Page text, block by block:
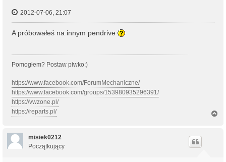
2012-07-06, 21:07
A próbowałeś na innym pendrive
Pomogłem? Postaw piwko:)
https://www.facebook.com/ForumMechaniczne/
https://www.facebook.com/groups/153980935296391/
https://vwzone.pl/
https://reparts.pl/
misiek0212
Początkujący